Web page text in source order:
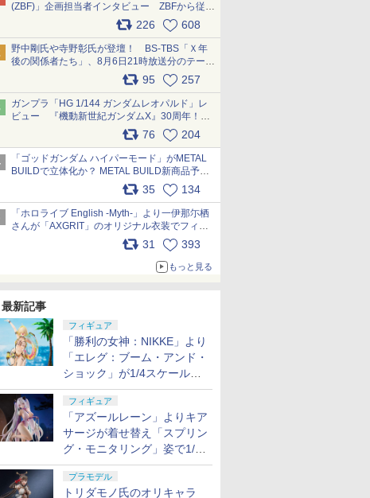
(ZBF)」企画担当者インタビュー ZBFから従来
デザインまで再現可能なボリューム満点のキッ
ト pic.x.com/6zOqQAQKkX
226 608
野中剛氏や寺野彰氏が登壇！ BS-TBS「Ｘ年
後の関係者たち」、8月6日21時放送分のテーマ
は「超合金」！ pic.x.com/uWyt1uyuFm
95 257
ガンプラ「HG 1/144 ガンダムレオパルド」レ
ビュー 『機動新世紀ガンダムX』30周年！イ
ンナーアームガトリングの変形機構まで再現し
最新フォーマットでキット化！
pic.x.com/nszPIDTpbg
76 204
「ゴッドガンダム ハイパーモード」がMETAL
BUILDで立体化か？ METAL BUILD新商品予告
が公開 pic.x.com/HIcLLIM3ar35 134
「ホロライブ English -Myth-」より一伊那尓栖
さんが「AXGRIT」のオリジナル衣装でフィギ
ュア化 pic.x.com/YMGhdIAzNa
31 393
もっと見る
最新記事
フィギュア
「勝利の女神：NIKKE」より
「エレグ：ブーム・アンド・
ショック」が1/4スケールで
フィギュア化！
フィギュア
「アズールレーン」よりキア
サージが着せ替え「スプリン
グ・モニタリング」姿で1/6
スケールフィギュア化！
プラモデル
トリダモノ氏のオリキャラ